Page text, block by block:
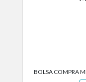
BOLSA COMPRA